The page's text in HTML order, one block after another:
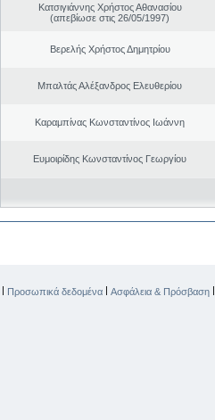
Κατσιγιάννης Χρήστος Αθανασίου
(απεβίωσε στις 26/05/1997)
Βερελής Χρήστος Δημητρίου
Μπαλτάς Αλέξανδρος Ελευθερίου
Καραμπίνας Κωνσταντίνος Ιωάννη
Ευμοιρίδης Κωνσταντίνος Γεωργίου
| Προσωπικά δεδομένα | Ασφάλεια & Πρόσβαση